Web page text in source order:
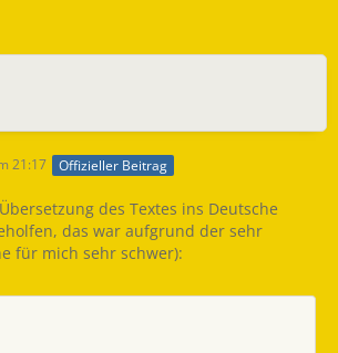
21:17 Offizieller Beitrag
des Textes ins Deutsche
das war aufgrund der sehr
für mich sehr schwer):